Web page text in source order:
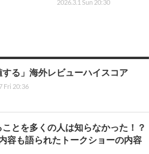
2026.3.1 Sun 20:30
る」海外レビューハイスコア
Fri 20:36
とを多くの人は知らなかった！？
容も語られたトークショーの内容